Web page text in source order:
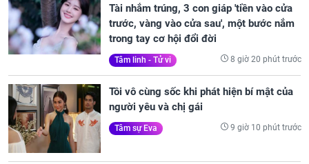
Tài nhắm trúng, 3 con giáp 'tiền vào cửa
trước, vàng vào cửa sau', một bước nắm
trong tay cơ hội đổi đời
Tâm linh - Tử vi 8 giờ 20 phút trước
Tôi vô cùng sốc khi phát hiện bí mật của
người yêu và chị gái
Tâm sự Eva 9 giờ 10 phút trước